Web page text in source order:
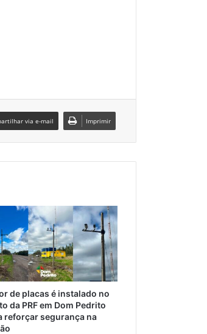
via e-mail Imprimir
de placas é instalado no
da PRF em Dom Pedrito
reforçar segurança na